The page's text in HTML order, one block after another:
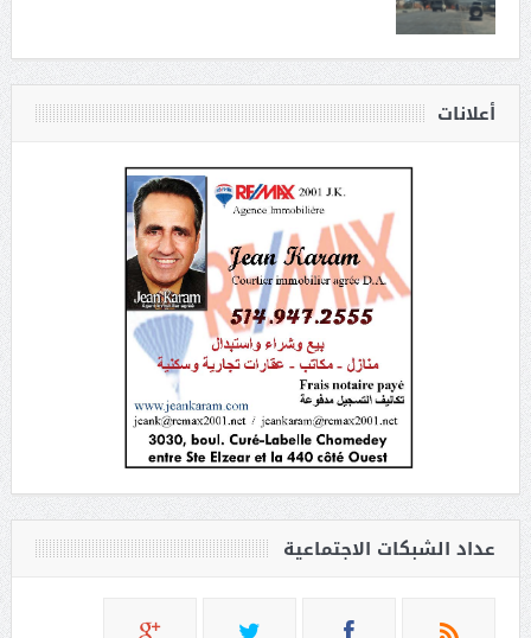
أعلانات
عداد الشبكات الاجتماعية